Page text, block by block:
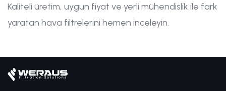
Kaliteli üretim, uygun fiyat ve yerli mühendislik ile fark
yaratan hava filtrelerini hemen inceleyin.